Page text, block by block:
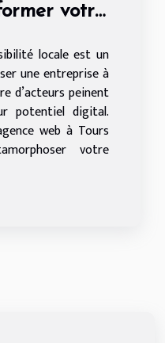
votre
locale est un
une entreprise à
d’acteurs peinent
potentiel digital.
web à Tours
votre